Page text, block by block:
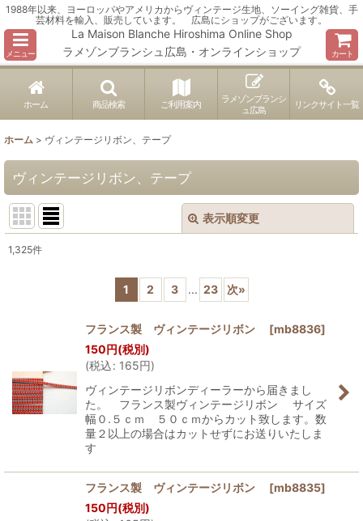
1988年以来、ヨーロッパやアメリカからヴィンテージ生地、ソーイング雑貨、手
芸材料を輸入、販売しています。 広島にショップがございます。
メニュー
La Maison Blanche Hiroshima Online Shop
ラメゾンブランシュ広島・オンラインショップ
カート
ホーム 商品検索 ご利用案内
ラメゾンブランシ
ュ広島
リンクサイト一覧
ホーム > ヴィンテージリボン、テープ
ヴィンテージリボン、テープ
表示順変更
1,325件
1 2 3 ... 23 次»
フランス製 ヴィンテージリボン [mb8836]
150円(税別)
(税込: 165円)
ヴィンテージリボンディーラーから届きまし
た。 フランス製ヴィンテージリボン サイズ
幅０.５ｃｍ ５０ｃｍからカット致します。数
量２以上の場合はカットせずにお送りいたしま
す
フランス製 ヴィンテージリボン [mb8835]
150円(税別)